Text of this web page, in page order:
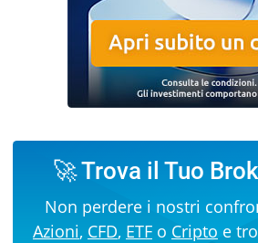
🚀 Trova il Tuo
Non perdere i nostri
Azioni, CFD, ETF o Cripto e